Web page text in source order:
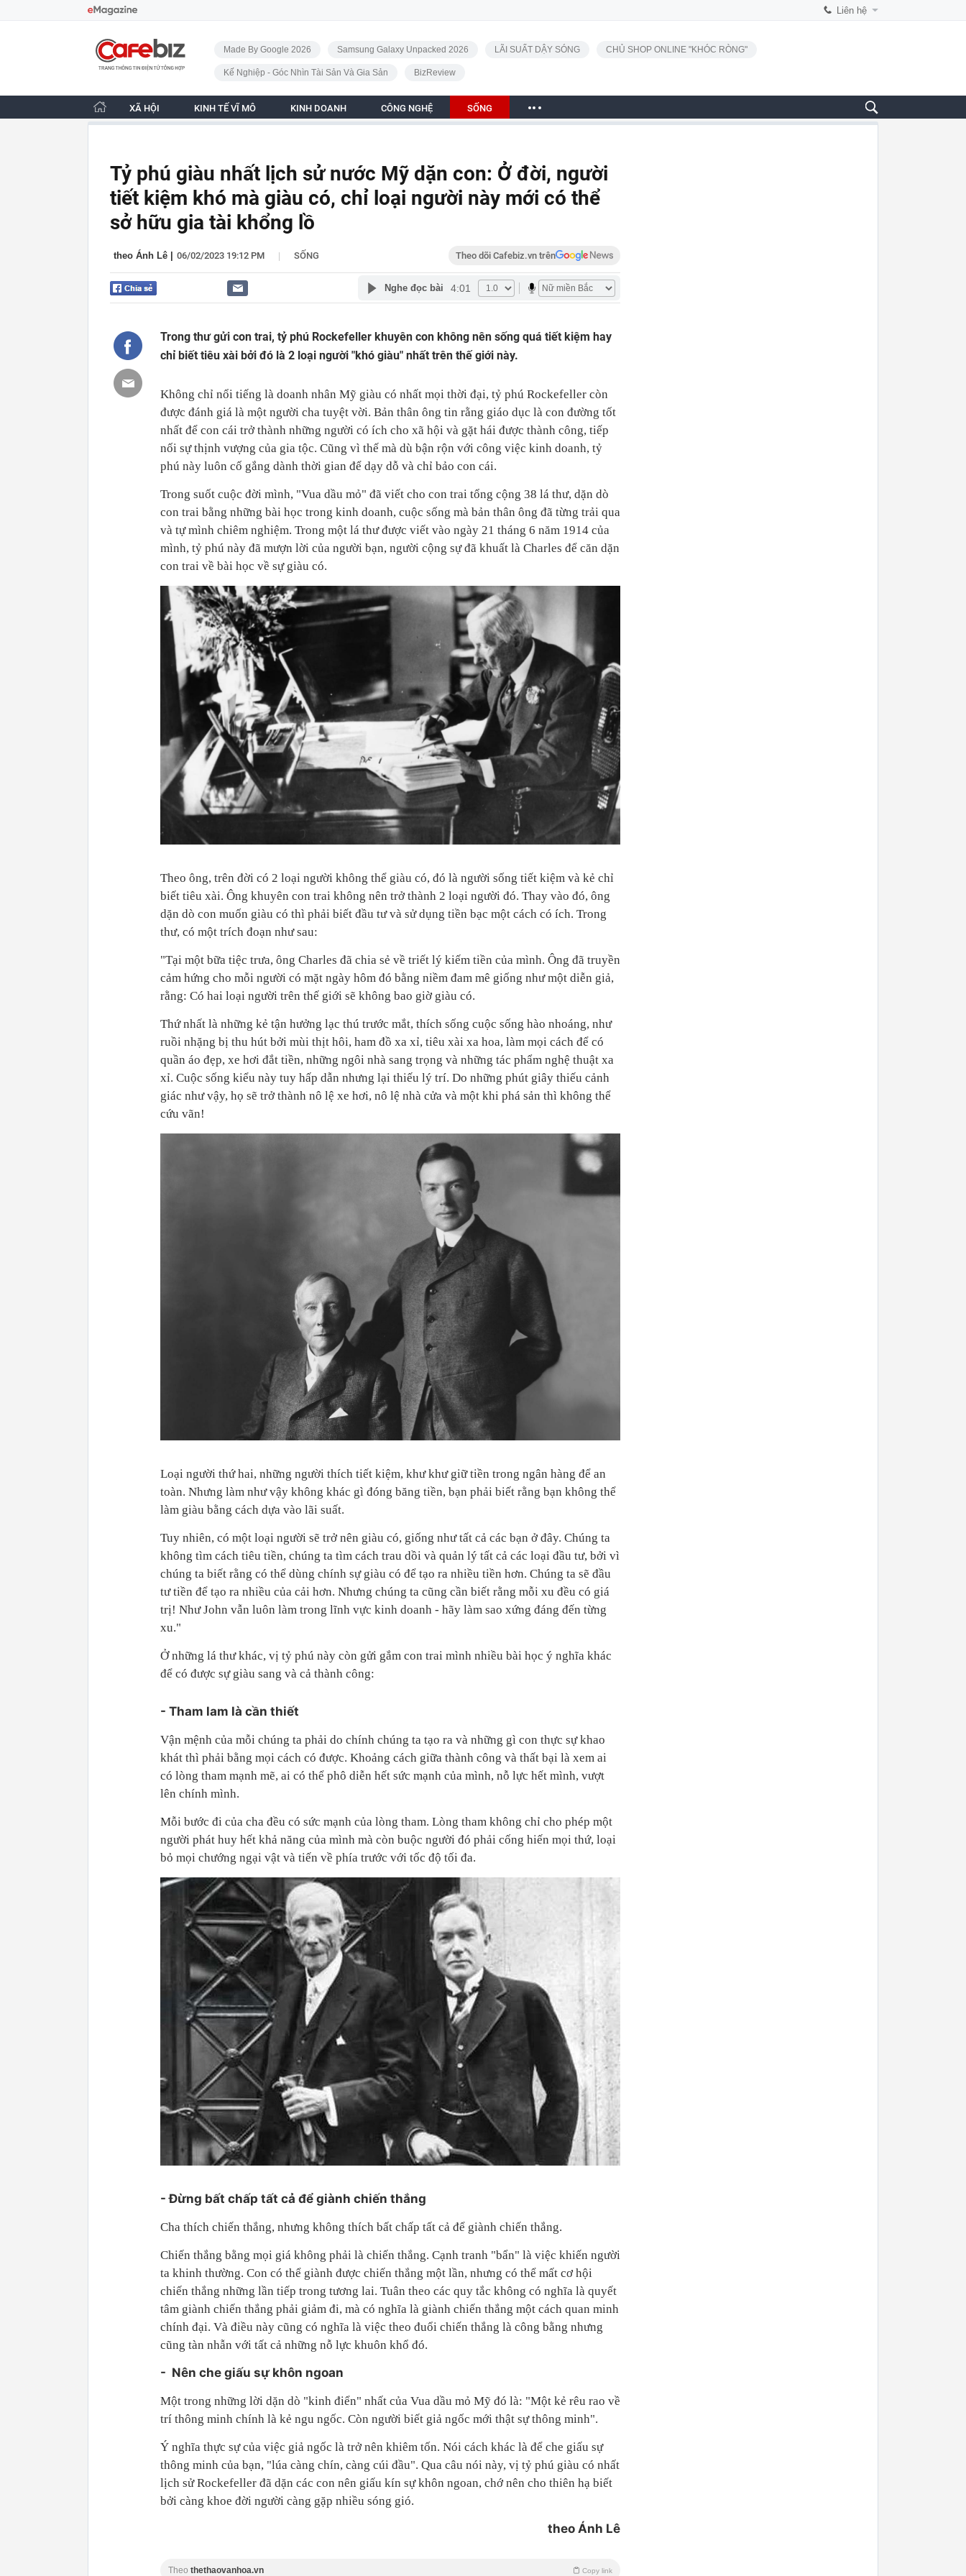
Liên hệ
CafeBiz - Trang chủ
Made By Google 2026 Samsung Galaxy Unpacked 2026 LÃI SUẤT DẬY SÓNG CHỦ SHOP ONLINE "KHÓC RÒNG"
Kế Nghiệp - Góc Nhìn Tài Sản Và Gia Sản BizReview
XÃ HỘI KINH TẾ VĨ MÔ KINH DOANH CÔNG NGHỆ SỐNG
Tỷ phú giàu nhất lịch sử nước Mỹ dặn con: Ở đời, người
tiết kiệm khó mà giàu có, chỉ loại người này mới có thể
sở hữu gia tài khổng lồ
theo Ánh Lê 06/02/2023 19:12 PM | SỐNG Theo dõi Cafebiz.vn trên
Nghe đọc bài 4:01
Trong thư gửi con trai, tỷ phú Rockefeller khuyên con không nên sống quá tiết kiệm hay
chỉ biết tiêu xài bởi đó là 2 loại người "khó giàu" nhất trên thế giới này.
Không chỉ nổi tiếng là doanh nhân Mỹ giàu có nhất mọi thời đại, tỷ phú Rockefeller còn
được đánh giá là một người cha tuyệt vời. Bản thân ông tin rằng giáo dục là con đường tốt
nhất để con cái trở thành những người có ích cho xã hội và gặt hái được thành công, tiếp
nối sự thịnh vượng của gia tộc. Cũng vì thế mà dù bận rộn với công việc kinh doanh, tỷ
phú này luôn cố gắng dành thời gian để dạy dỗ và chỉ bảo con cái.
Trong suốt cuộc đời mình, "Vua dầu mỏ" đã viết cho con trai tổng cộng 38 lá thư, dặn dò
con trai bằng những bài học trong kinh doanh, cuộc sống mà bản thân ông đã từng trải qua
và tự mình chiêm nghiệm. Trong một lá thư được viết vào ngày 21 tháng 6 năm 1914 của
mình, tỷ phú này đã mượn lời của người bạn, người cộng sự đã khuất là Charles để căn dặn
con trai về bài học về sự giàu có.
Theo ông, trên đời có 2 loại người không thể giàu có, đó là người sống tiết kiệm và kẻ chỉ
biết tiêu xài. Ông khuyên con trai không nên trở thành 2 loại người đó. Thay vào đó, ông
dặn dò con muốn giàu có thì phải biết đầu tư và sử dụng tiền bạc một cách có ích. Trong
thư, có một trích đoạn như sau:
"Tại một bữa tiệc trưa, ông Charles đã chia sẻ về triết lý kiếm tiền của mình. Ông đã truyền
cảm hứng cho mỗi người có mặt ngày hôm đó bằng niềm đam mê giống như một diễn giả,
rằng: Có hai loại người trên thế giới sẽ không bao giờ giàu có.
Thứ nhất là những kẻ tận hưởng lạc thú trước mắt, thích sống cuộc sống hào nhoáng, như
ruồi nhặng bị thu hút bởi mùi thịt hôi, ham đồ xa xỉ, tiêu xài xa hoa, làm mọi cách để có
quần áo đẹp, xe hơi đắt tiền, những ngôi nhà sang trọng và những tác phẩm nghệ thuật xa
xỉ. Cuộc sống kiểu này tuy hấp dẫn nhưng lại thiếu lý trí. Do những phút giây thiếu cảnh
giác như vậy, họ sẽ trở thành nô lệ xe hơi, nô lệ nhà cửa và một khi phá sản thì không thể
cứu vãn!
Loại người thứ hai, những người thích tiết kiệm, khư khư giữ tiền trong ngân hàng để an
toàn. Nhưng làm như vậy không khác gì đóng băng tiền, bạn phải biết rằng bạn không thể
làm giàu bằng cách dựa vào lãi suất.
Tuy nhiên, có một loại người sẽ trở nên giàu có, giống như tất cả các bạn ở đây. Chúng ta
không tìm cách tiêu tiền, chúng ta tìm cách trau dồi và quản lý tất cả các loại đầu tư, bởi vì
chúng ta biết rằng có thể dùng chính sự giàu có để tạo ra nhiều tiền hơn. Chúng ta sẽ đầu
tư tiền để tạo ra nhiều của cải hơn. Nhưng chúng ta cũng cần biết rằng mỗi xu đều có giá
trị! Như John vẫn luôn làm trong lĩnh vực kinh doanh - hãy làm sao xứng đáng đến từng
xu."
Ở những lá thư khác, vị tỷ phú này còn gửi gắm con trai mình nhiều bài học ý nghĩa khác
để có được sự giàu sang và cả thành công:
- Tham lam là cần thiết
Vận mệnh của mỗi chúng ta phải do chính chúng ta tạo ra và những gì con thực sự khao
khát thì phải bằng mọi cách có được. Khoảng cách giữa thành công và thất bại là xem ai
có lòng tham mạnh mẽ, ai có thể phô diễn hết sức mạnh của mình, nỗ lực hết mình, vượt
lên chính mình.
Mỗi bước đi của cha đều có sức mạnh của lòng tham. Lòng tham không chỉ cho phép một
người phát huy hết khả năng của mình mà còn buộc người đó phải cống hiến mọi thứ, loại
bỏ mọi chướng ngại vật và tiến về phía trước với tốc độ tối đa.
- Đừng bất chấp tất cả để giành chiến thắng
Cha thích chiến thắng, nhưng không thích bất chấp tất cả để giành chiến thắng.
Chiến thắng bằng mọi giá không phải là chiến thắng. Cạnh tranh "bẩn" là việc khiến người
ta khinh thường. Con có thể giành được chiến thắng một lần, nhưng có thể mất cơ hội
chiến thắng những lần tiếp trong tương lai. Tuân theo các quy tắc không có nghĩa là quyết
tâm giành chiến thắng phải giảm đi, mà có nghĩa là giành chiến thắng một cách quan minh
chính đại. Và điều này cũng có nghĩa là việc theo đuổi chiến thắng là công bằng nhưng
cũng tàn nhẫn với tất cả những nỗ lực khuôn khổ đó.
- Nên che giấu sự khôn ngoan
Một trong những lời dặn dò "kinh điển" nhất của Vua dầu mỏ Mỹ đó là: "Một kẻ rêu rao về
trí thông minh chính là kẻ ngu ngốc. Còn người biết giả ngốc mới thật sự thông minh".
Ý nghĩa thực sự của việc giả ngốc là trở nên khiêm tốn. Nói cách khác là để che giấu sự
thông minh của bạn, "lúa càng chín, càng cúi đầu". Qua câu nói này, vị tỷ phú giàu có nhất
lịch sử Rockefeller đã dặn các con nên giấu kín sự khôn ngoan, chớ nên cho thiên hạ biết
bởi càng khoe đời người càng gặp nhiều sóng gió.
theo Ánh Lê
Theo thethaovanhoa.vn Copy link